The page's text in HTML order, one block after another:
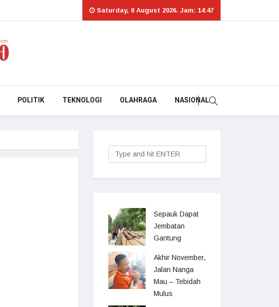
Saturday, 8 August 2026. Jam: 14:47
POLITIK TEKNOLOGI OLAHRAGA NASIONAL
Sepauk Dapat
Jembatan
Gantung
Akhir November,
Jalan Nanga
Mau – Tebidah
Mulus